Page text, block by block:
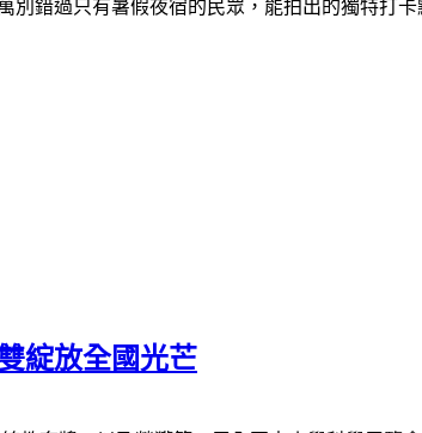
錯過只有暑假夜宿的民眾，能拍出的獨特打
綻放全國光芒